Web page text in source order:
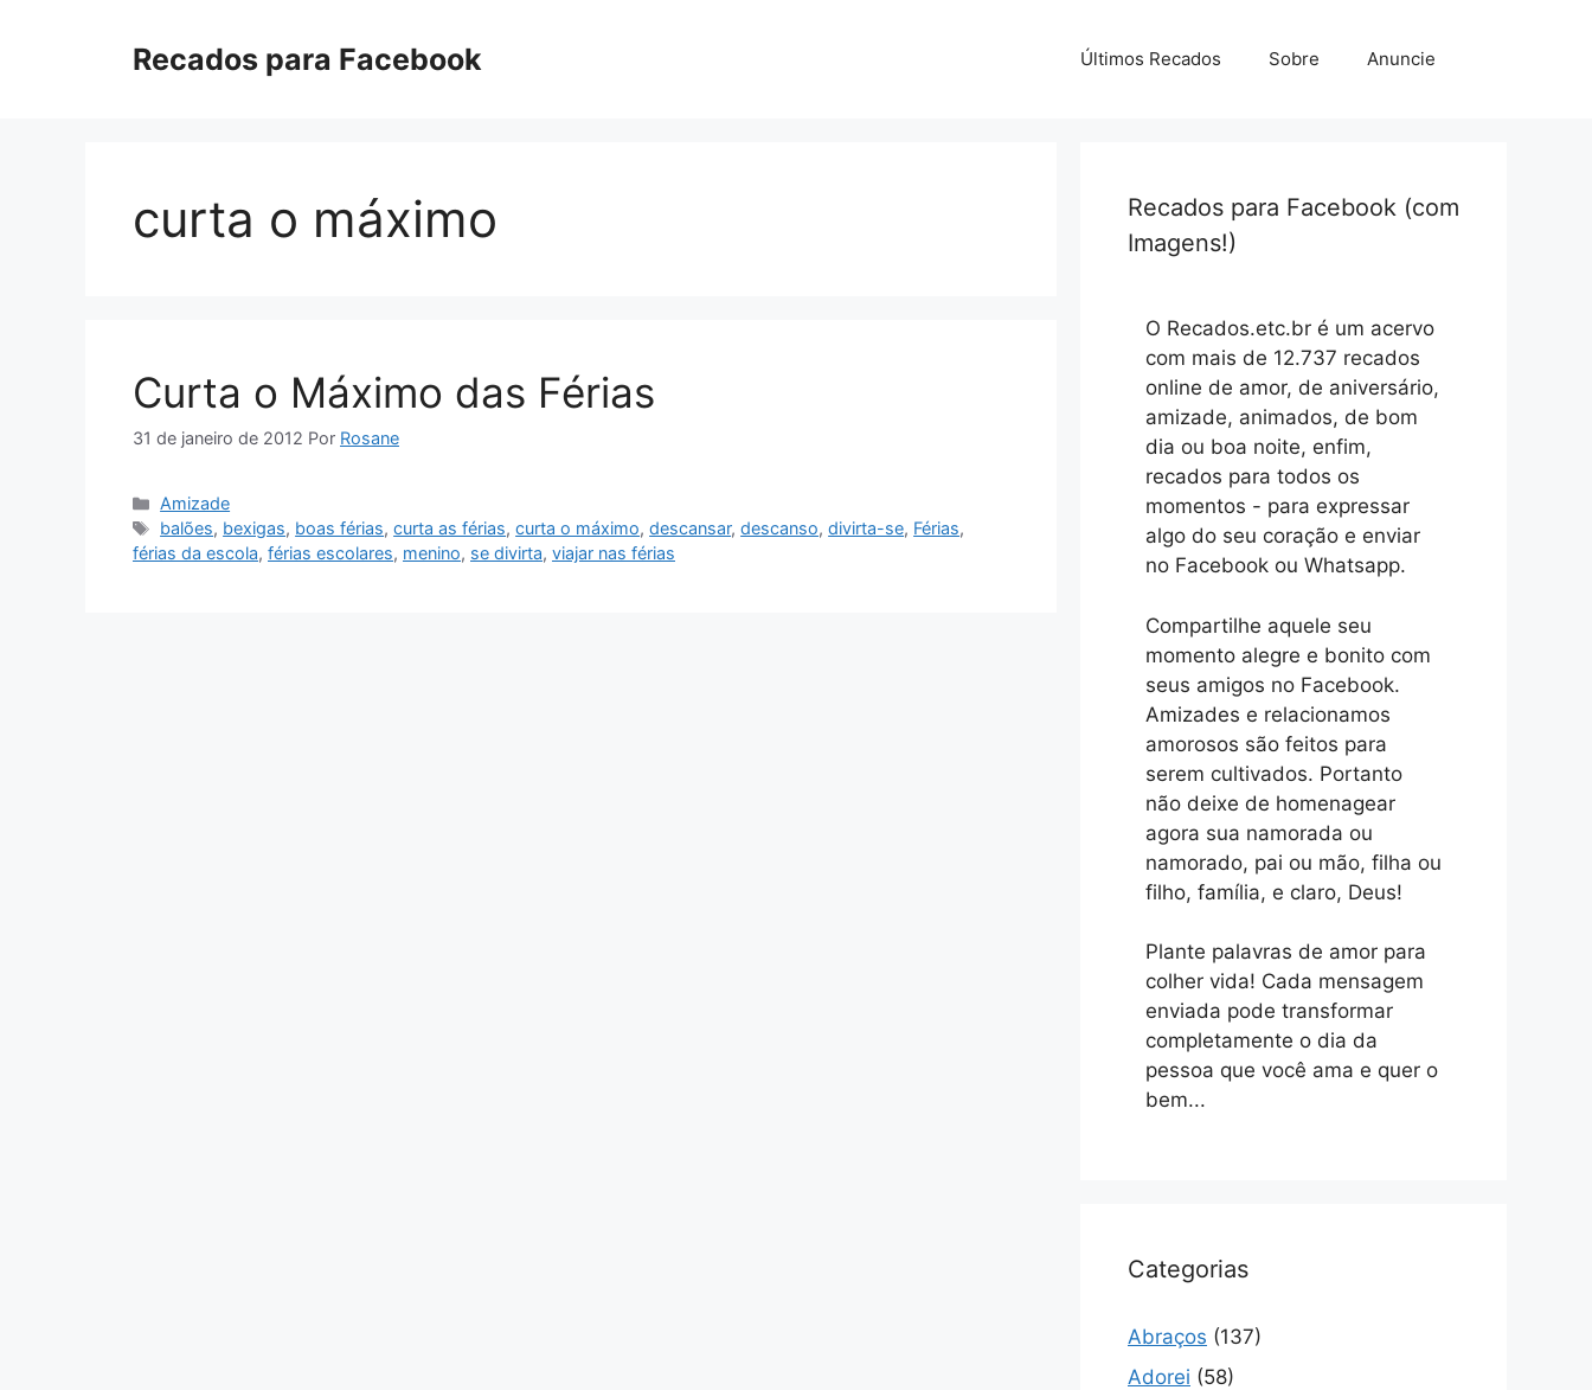
Recados para Facebook Últimos Recados Sobre Anuncie
curta o máximo
Curta o Máximo das Férias
31 de janeiro de 2012 Por Rosane
Categorias
Amizade
Tags
balões, bexigas, boas férias,curta as férias,curta o máximo,descansar,descanso,divirta-se, Férias,
férias da escola, férias escolares, menino, se divirta, viajar nas férias
Recados para Facebook (com
Imagens!)
O Recados.etc.br é um acervo
com mais de 12.737 recados
online de amor, de aniversário,
amizade, animados, de bom
dia ou boa noite, enfim,
recados para todos os
momentos - para expressar
algo do seu coração e enviar
no Facebook ou Whatsapp.
Compartilhe aquele seu
momento alegre e bonito com
seus amigos no Facebook.
Amizades e relacionamos
amorosos são feitos para
serem cultivados. Portanto
não deixe de homenagear
agora sua namorada ou
namorado, pai ou mão, filha ou
filho, família, e claro, Deus!
Plante palavras de amor para
colher vida! Cada mensagem
enviada pode transformar
completamente o dia da
pessoa que você ama e quer o
bem...
Categorias
Abraços (137)
Adorei (58)